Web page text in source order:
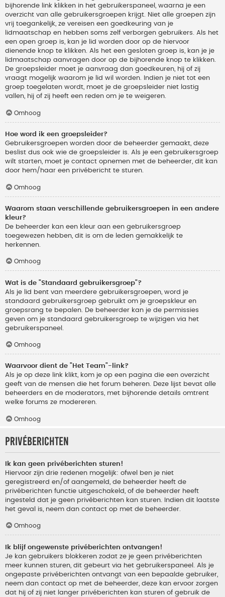
bijhorende link klikken in het gebruikerspaneel, waarna je een
overzicht van alle gebruikersgroepen krijgt. Niet alle groepen zijn
vrij toegankelijk, ze vereisen een goedkeuring van je
lidmaatschap en hebben soms zelf verborgen gebruikers. Als het
een open groep is, kan je lid worden door op de hiervoor
dienende knop te klikken. Als het een gesloten groep is, kan je je
lidmaatschap aanvragen door op de bijhorende knop te klikken.
De groepsleider moet je aanvraag dan goedkeuren, hij of zij
vraagt mogelijk waarom je lid wil worden. Indien je niet tot een
groep toegelaten wordt, moet je de groepsleider niet lastig
vallen, hij of zij heeft een reden om je te weigeren.
Omhoog
Hoe word ik een groepsleider?
Gebruikersgroepen worden door de beheerder gemaakt, deze
beslist dus ook wie de groepsleider is. Als je een gebruikersgroep
wilt starten, moet je contact opnemen met de beheerder, dit kan
door hem/haar een privébericht te sturen.
Omhoog
Waarom staan verschillende gebruikersgroepen in een andere
kleur?
De beheerder kan een kleur aan een gebruikersgroep
toegewezen hebben, dit is om de leden gemakkelijk te
herkennen.
Omhoog
Wat is de "Standaard gebruikersgroep"?
Als je lid bent van meerdere gebruikersgroepen, word je
standaard gebruikersgroep gebruikt om je groepskleur en
groepsrang te bepalen. De beheerder kan je de permissies
geven om je standaard gebruikersgroep te wijzigen via het
gebruikerspaneel.
Omhoog
Waarvoor dient de "Het Team"-link?
Als je op deze link klikt, kom je op een pagina die een overzicht
geeft van de mensen die het forum beheren. Deze lijst bevat alle
beheerders en de moderators, met bijhorende details omtrent
welke forums ze modereren.
Omhoog
Privéberichten
Ik kan geen privéberichten sturen!
Hiervoor zijn drie redenen mogelijk: ofwel ben je niet
geregistreerd en/of aangemeld, de beheerder heeft de
privéberichten functie uitgeschakeld, of de beheerder heeft
ingesteld dat je geen privéberichten kan sturen. Indien dit laatste
het geval is, neem dan contact op met de beheerder.
Omhoog
Ik blijf ongewenste privéberichten ontvangen!
Je kan gebruikers blokkeren zodat ze je geen privéberichten
meer kunnen sturen, dit gebeurt via het gebruikerspaneel. Als je
ongepaste privéberichten ontvangt van een bepaalde gebruiker,
neem dan contact op met de beheerder, deze kan ervoor zorgen
dat hij of zij niet langer privéberichten kan sturen of gebruik de